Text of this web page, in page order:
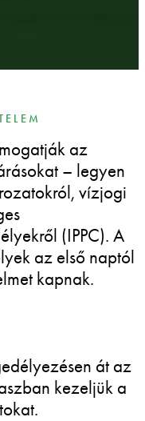
az
– legyen
vízjogi
(IPPC). A
az első naptól
kapnak.
át az
kezeljük a